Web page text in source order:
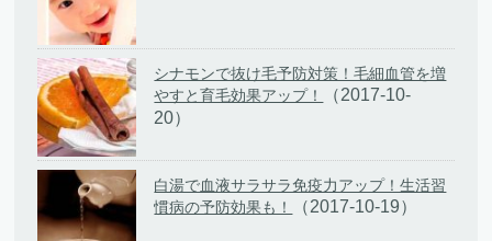
シナモンで抜け毛予防対策！毛細血管を増
やすと育毛効果アップ！
（2017-10-
20）
白湯で血液サラサラ免疫力アップ！生活習
慣病の予防効果も！
（2017-10-19）